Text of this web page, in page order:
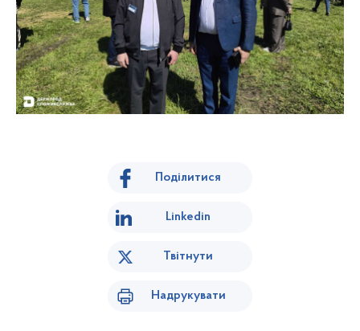
Поділитися
Linkedin
Твітнути
Надрукувати